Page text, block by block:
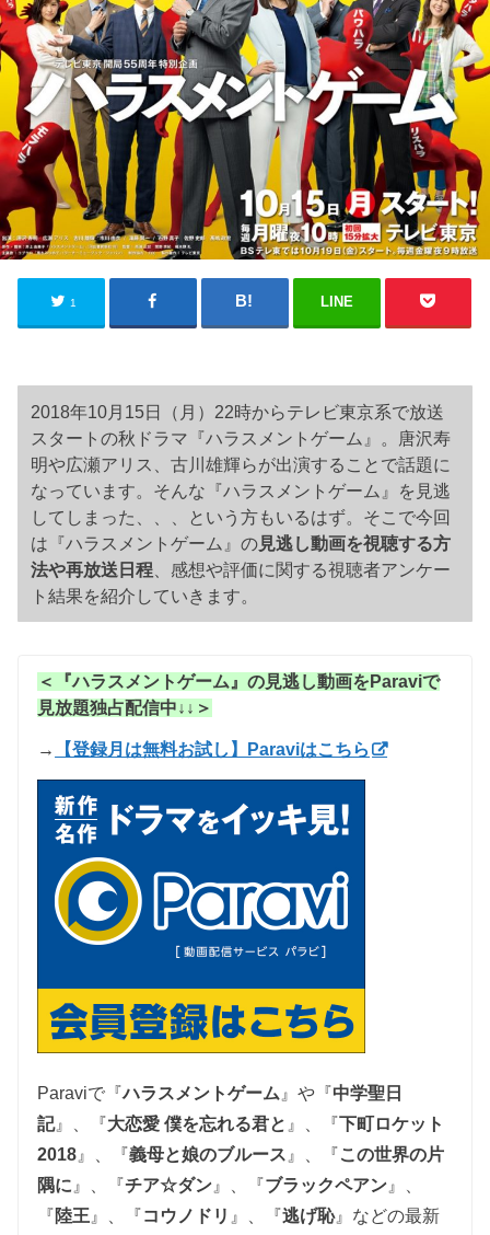
1 LINE
2018年10月15日（月）22時からテレビ東京系で放送
スタートの秋ドラマ『ハラスメントゲーム』。唐沢寿
明や広瀬アリス、古川雄輝らが出演することで話題に
なっています。そんな『ハラスメントゲーム』を見逃
してしまった、、、という方もいるはず。そこで今回
は『ハラスメントゲーム』の見逃し動画を視聴する方
法や再放送日程 、感想や評価に関する視聴者アンケー
ト結果を紹介していきます。
＜『ハラスメントゲーム』の見逃し動画をParaviで
見放題独占配信中↓↓＞
→ 【登録月は無料お試し】Paraviはこちら
Paraviで『ハラスメントゲーム 』や『中学聖日
記』、『大恋愛 僕を忘れる君と 』、 『下町ロケット
2018 』、『義母と娘のブルース 』、『この世界の片
隅に 』、『チア☆ダン 』、『ブラックペアン 』、
『陸王 』、『コウノドリ 』、『逃げ恥』 などの最新